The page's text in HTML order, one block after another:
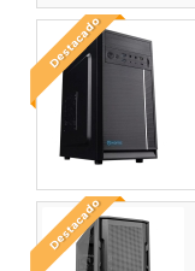
Destacado
Destacado